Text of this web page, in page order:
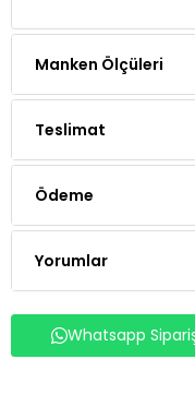
Manken Ölçüleri
Teslimat
Ödeme
Yorumlar
Whatsapp